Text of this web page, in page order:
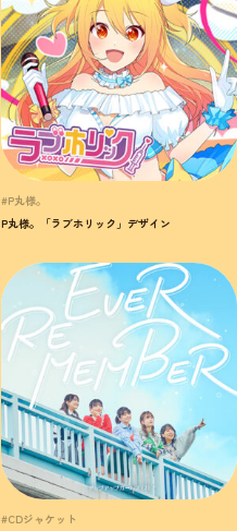
#P丸様。
P丸様。「ラブホリック」デザイン
#CDジャケット